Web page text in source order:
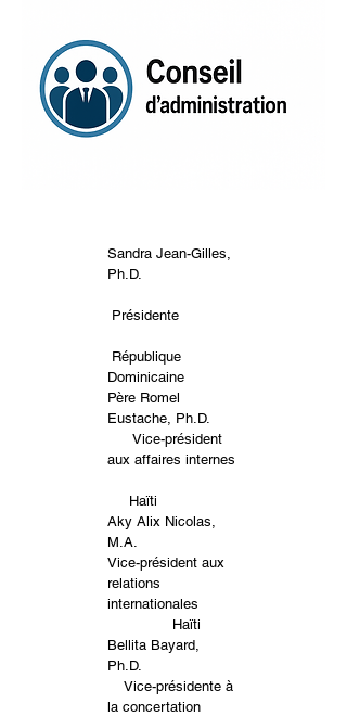
Sandra Jean-Gilles,
Ph.D.
Présidente
République
Dominicaine
Père Romel
Eustache, Ph.D.
Vice-président
aux affaires internes
Haïti
Aky Alix Nicolas,
M.A.
Vice-président aux
relations
internationales
Haïti
Bellita Bayard,
Ph.D.
Vice-présidente à
la concertation